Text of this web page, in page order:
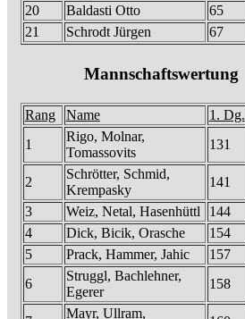
20
Baldasti Otto
65
21
Schrodt Jürgen 67
Mannschaftswertung
Rang Name 1. Dg.
1
Rigo, Molnar,
Tomassovits
131
2
Schrötter, Schmid,
Krempasky
141
3
Weiz, Netal, Hasenhüttl
144
4
Dick, Bicik, Orasche
154
5
Prack, Hammer, Jahic
157
6
Struggl, Bachlehner,
Egerer
158
Mayr, Ullram,